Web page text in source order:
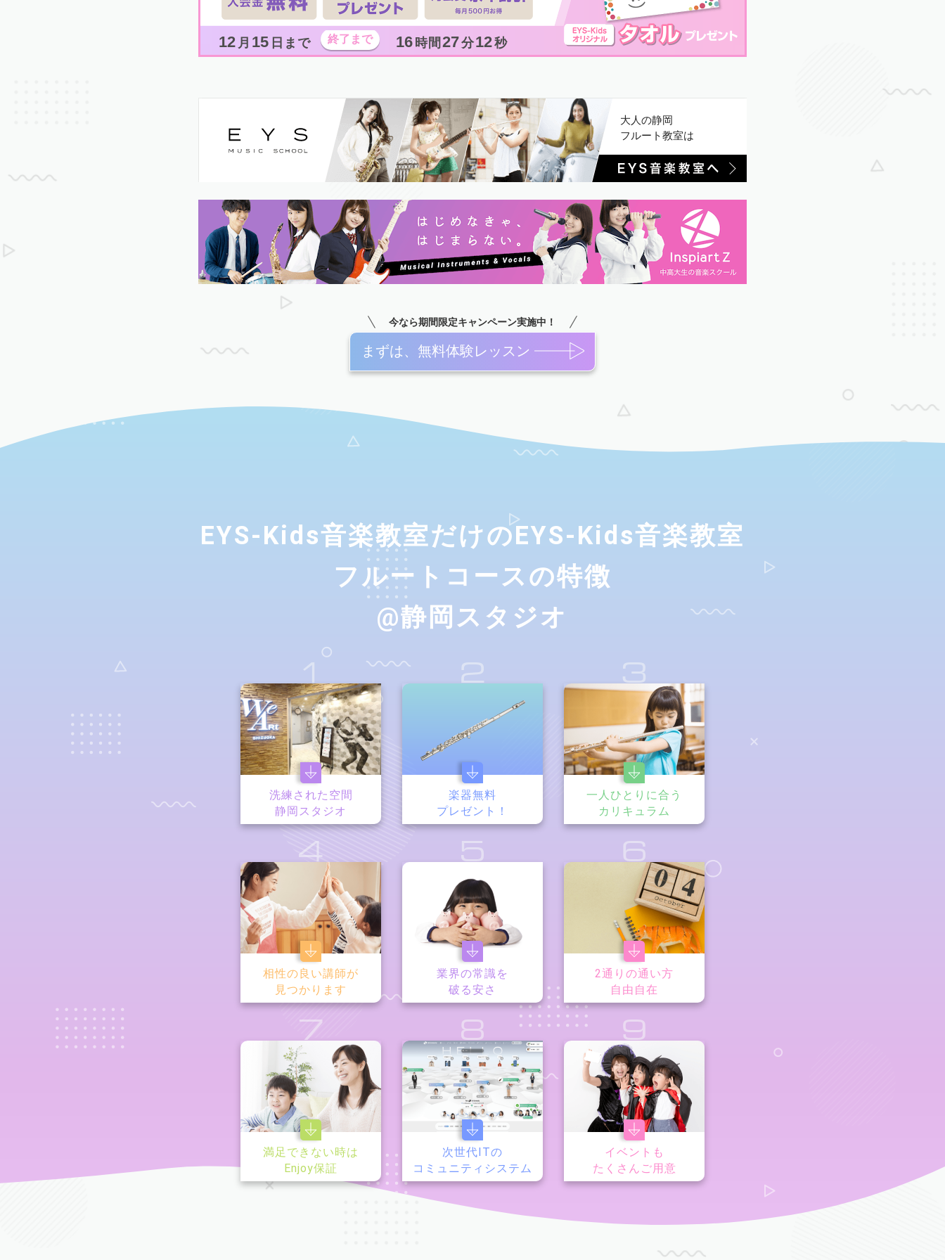
12 月 15 日まで 16 時間 27分10秒
大人の静岡
フルート教室は
今なら期間限定キャンペーン実施中！
まずは、無料体験レッスン
EYS-Kids音楽教室だけのEYS-Kids音楽教室
フルートコースの特徴
@静岡スタジオ
1
洗練された空間
静岡スタジオ
2
楽器無料
プレゼント！
3
一人ひとりに合う
カリキュラム
4
相性の良い講師が
見つかります
5
業界の常識を
破る安さ
6
2通りの通い方
自由自在
7
満足できない時は
Enjoy保証
8
次世代ITの
コミュニティシステム
9
イベントも
たくさんご用意